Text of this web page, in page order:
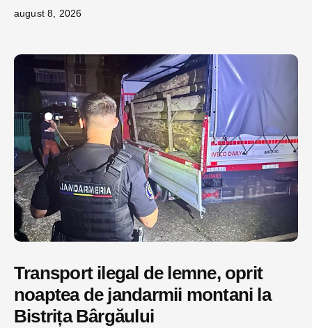
august 8, 2026
Transport ilegal de lemne, oprit
noaptea de jandarmii montani la
Bistrița Bârgăului